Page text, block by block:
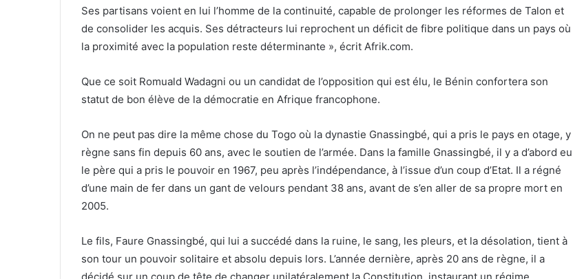
Ses partisans voient en lui l’homme de la continuité, capable de prolonger les réformes de Talon et
de consolider les acquis. Ses détracteurs lui reprochent un déficit de fibre politique dans un pays où
la proximité avec la population reste déterminante », écrit Afrik.com.
Que ce soit Romuald Wadagni ou un candidat de l’opposition qui est élu, le Bénin confortera son
statut de bon élève de la démocratie en Afrique francophone.
On ne peut pas dire la même chose du Togo où la dynastie Gnassingbé, qui a pris le pays en otage, y
règne sans fin depuis 60 ans, avec le soutien de l’armée. Dans la famille Gnassingbé, il y a d’abord eu
le père qui a pris le pouvoir en 1967, peu après l’indépendance, à l’issue d’un coup d’Etat. Il a régné
d’une main de fer dans un gant de velours pendant 38 ans, avant de s’en aller de sa propre mort en
2005.
Le fils, Faure Gnassingbé, qui lui a succédé dans la ruine, le sang, les pleurs, et la désolation, tient à
son tour un pouvoir solitaire et absolu depuis lors. L’année dernière, après 20 ans de règne, il a